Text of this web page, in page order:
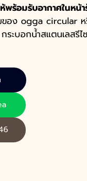
ร้อมรับอากาศในหน้
ของ ogga circular
บอกน้ำสแตนเลสรีไ